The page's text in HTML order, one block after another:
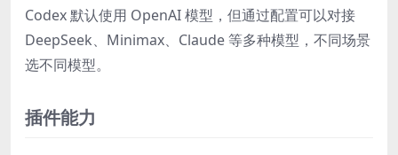
Codex 默认使用 OpenAI 模型，但通过配置可以对接
DeepSeek、Minimax、Claude 等多种模型，不同场景
选不同模型。
插件能力